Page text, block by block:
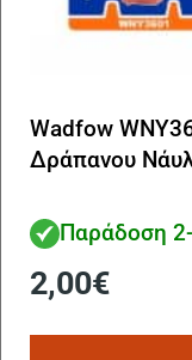
Wadfow
Δράπανου
Παράδοση
2,00€